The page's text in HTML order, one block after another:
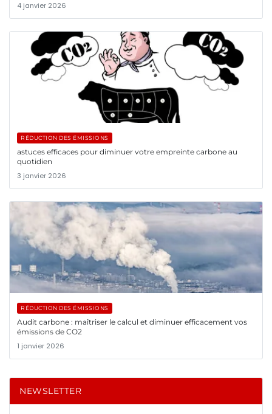
4 janvier 2026
RÉDUCTION DES ÉMISSIONS
astuces efficaces pour diminuer votre empreinte carbone au
quotidien
3 janvier 2026
RÉDUCTION DES ÉMISSIONS
Audit carbone : maîtriser le calcul et diminuer efficacement vos
émissions de CO2
1 janvier 2026
NEWSLETTER